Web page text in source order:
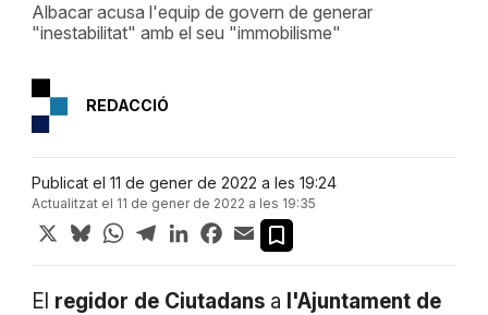
Albacar acusa l'equip de govern de generar
"inestabilitat" amb el seu "immobilisme"
REDACCIÓ
Publicat el 11 de gener de 2022 a les 19:24
Actualitzat el 11 de gener de 2022 a les 19:35
X BlueskyWhatsApp
TelegramLinkedInFacebook
Email
El regidor de Ciutadansa l'Ajuntament de